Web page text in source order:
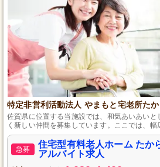
特定非営利活動法人 やまもと宅老所たか
佐賀県に位置する当施設では、和気あいあい
く新しい仲間を募集しています。ここでは、
しあいながら、利用者さま一人ひとりに寄り
特にバイタルチェックや健康管理など、看護師
もほとんどなく、プライベートの時間を大切に
し、あなたも私たちと共に働いてみませんか？
急募
住宅型有料老人ホーム たか
アルバイト求人